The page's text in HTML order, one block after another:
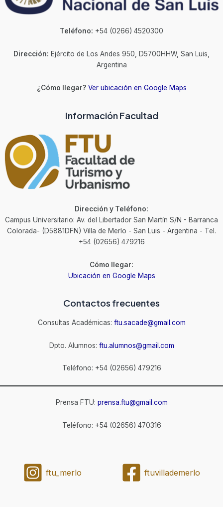
Teléfono: +54 (0266) 4520300
Dirección: Ejército de Los Andes 950, D5700HHW, San Luis,
Argentina
¿Cómo llegar? Ver ubicación en Google Maps
Información Facultad
Dirección y Teléfono:
Campus Universitario: Av. del Libertador San Martín S/N - Barranca
Colorada- (D5881DFN) Villa de Merlo - San Luis - Argentina - Tel.
+54 (02656) 479216
Cómo llegar:
Ubicación en Google Maps
Contactos frecuentes
Consultas Académicas: ftu.sacade@gmail.com
Dpto. Alumnos: ftu.alumnos@gmail.com
Teléfono: +54 (02656) 479216
Prensa FTU: prensa.ftu@gmail.com
Teléfono: +54 (02656) 470316
ftu_merlo ftuvillademerlo